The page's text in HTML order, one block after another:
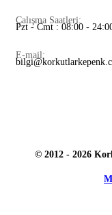
Çalışma Saatleri:
Pzt - Cmt : 08:00 -
E-mail:
© 2012 - 2026